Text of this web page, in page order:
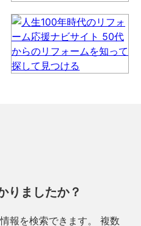
りましたか？
報を検索できます。 複数